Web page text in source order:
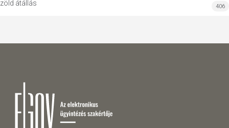
zöld átállás 406